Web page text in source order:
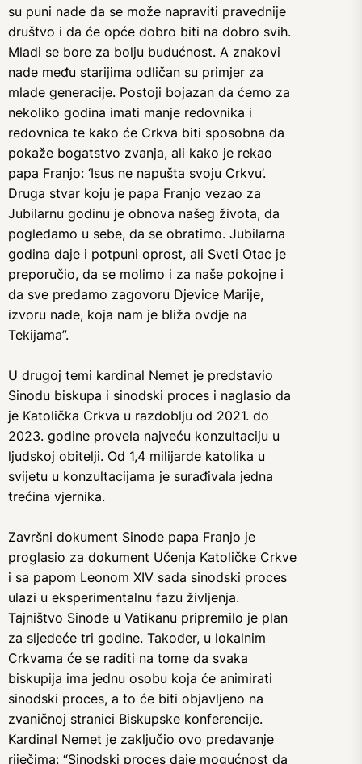
su puni nade da se može napraviti pravednije
društvo i da će opće dobro biti na dobro svih.
Mladi se bore za bolju budućnost. A znakovi
nade među starijima odličan su primjer za
mlade generacije. Postoji bojazan da ćemo za
nekoliko godina imati manje redovnika i
redovnica te kako će Crkva biti sposobna da
pokaže bogatstvo zvanja, ali kako je rekao
papa Franjo: ‘Isus ne napušta svoju Crkvu’.
Druga stvar koju je papa Franjo vezao za
Jubilarnu godinu je obnova našeg života, da
pogledamo u sebe, da se obratimo. Jubilarna
godina daje i potpuni oprost, ali Sveti Otac je
preporučio, da se molimo i za naše pokojne i
da sve predamo zagovoru Djevice Marije,
izvoru nade, koja nam je bliža ovdje na
Tekijama”.
U drugoj temi kardinal Nemet je predstavio
Sinodu biskupa i sinodski proces i naglasio da
je Katolička Crkva u razdoblju od 2021. do
2023. godine provela najveću konzultaciju u
ljudskoj obitelji. Od 1,4 milijarde katolika u
svijetu u konzultacijama je surađivala jedna
trećina vjernika.
Završni dokument Sinode papa Franjo je
proglasio za dokument Učenja Katoličke Crkve
i sa papom Leonom XIV sada sinodski proces
ulazi u eksperimentalnu fazu življenja.
Tajništvo Sinode u Vatikanu pripremilo je plan
za sljedeće tri godine. Također, u lokalnim
Crkvama će se raditi na tome da svaka
biskupija ima jednu osobu koja će animirati
sinodski proces, a to će biti objavljeno na
zvaničnoj stranici Biskupske konferencije.
Kardinal Nemet je zaključio ovo predavanje
riječima: “Sinodski proces daje mogućnost da